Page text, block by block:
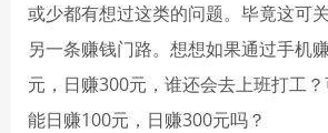
或少都有想过这类的问题。毕竟这可
另一条赚钱门路。想想如果通过手机
元，日赚300元，谁还会去上班打工
能日赚100元，日赚300元吗？